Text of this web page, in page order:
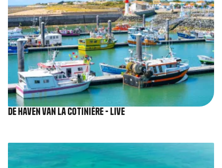
De haven van La Cotinière - Live
Afbeelding